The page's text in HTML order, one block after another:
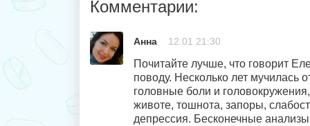
Комментарии:
Анна 12.01 21:30
Почитайте лучше, что говорит
поводу. Несколько лет мучилась
головные боли и
животе, тошнота, запоры,
депрессия. Бесконечные